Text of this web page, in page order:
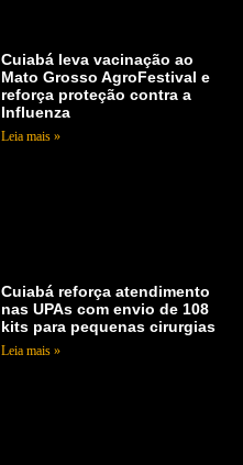
Cuiabá leva vacinação ao
Mato Grosso AgroFestival e
reforça proteção contra a
Influenza
Leia mais »
Cuiabá reforça atendimento
nas UPAs com envio de 108
kits para pequenas cirurgias
Leia mais »